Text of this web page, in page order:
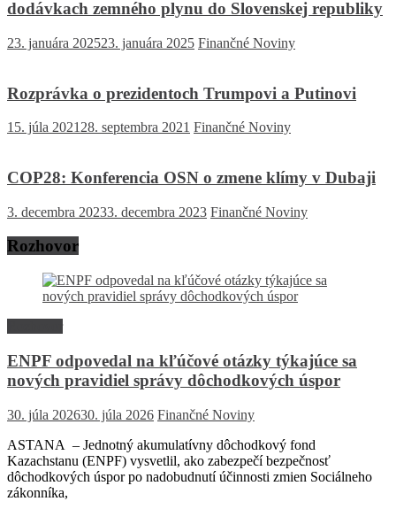
dodávkach zemného plynu do Slovenskej republiky
23. januára 202523. januára 2025 Finančné Noviny
Rozprávka o prezidentoch Trumpovi a Putinovi
15. júla 2021 28. septembra 2021 Finančné Noviny
COP28: Konferencia OSN o zmene klímy v Dubaji
3. decembra 20233. decembra 2023 Finančné Noviny
Rozhovor
ENPF odpovedal na kľúčové otázky týkajúce sa
nových pravidiel správy dôchodkových úspor
30. júla 202630. júla 2026 Finančné Noviny
ASTANA – Jednotný akumulatívny dôchodkový fond
Kazachstanu (ENPF) vysvetlil, ako zabezpečí bezpečnosť
dôchodkových úspor po nadobudnutí účinnosti zmien Sociálneho
zákonníka,